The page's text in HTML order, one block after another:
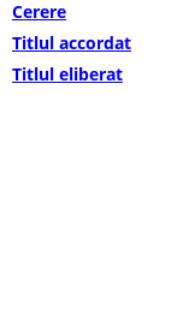
Cerere
Titlul accordat
Titlul eliberat